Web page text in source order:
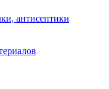
антисептики